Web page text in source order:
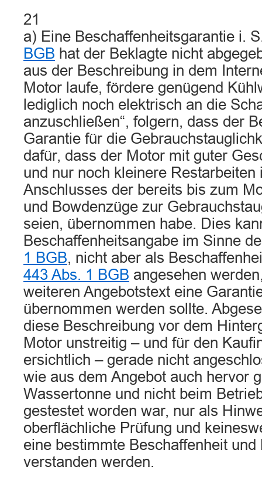
21
a) Eine Beschaffenheitsgarantie i.
BGB hat der Beklagte nicht
aus der Beschreibung in dem
Motor laufe, fördere genügend
lediglich noch elektrisch an die
anzuschließen“, folgern, dass der
Garantie für die
dafür, dass der Motor mit guter
und nur noch kleinere Restarbeiten
Anschlusses der bereits bis zum
und Bowdenzüge zur
seien, übernommen habe. Dies
Beschaffenheitsangabe im Sinne
1 BGB, nicht aber als
443 Abs. 1 BGB angesehen
weiteren Angebotstext eine
übernommen werden sollte.
diese Beschreibung vor dem
Motor unstreitig – und für den
ersichtlich – gerade nicht
wie aus dem Angebot auch hervor
Wassertonne und nicht beim
gestestet worden war, nur als
oberflächliche Prüfung und
eine bestimmte Beschaffenheit
verstanden werden.